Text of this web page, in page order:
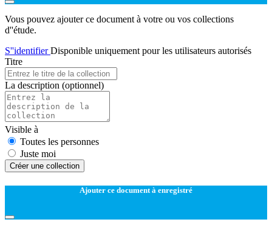
Vous pouvez ajouter ce document à votre ou vos collections
d''étude.
S''identifierDisponible uniquement pour les utilisateurs autorisés
Titre
La description (optionnel)
Visible à
Toutes les personnes
Juste moi
Créer une collection
Ajouter ce document à enregistré